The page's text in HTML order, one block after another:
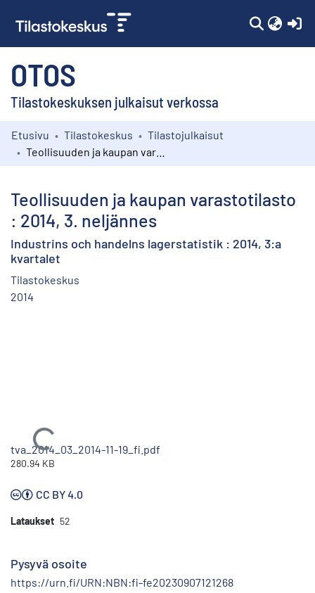
OTOS
Tilastokeskuksen julkaisut verkossa
Kokoelmat
Etusivu Tilastokeskus
Tilastojulkaisut
Teollisuuden ja kaupan varastotilasto
: 2014, 3. neljännes
Industrins och handelns lagerstatistik : 2014, 3:a
kvartalet
Tilastokeskus
2014
Ladataan...
tva_2014_03_2014-11-19_fi.pdf
280.94 KB
CC BY 4.0
Lataukset 52
Pysyvä osoite
https://urn.fi/URN:NBN:fi-fe20230907121268